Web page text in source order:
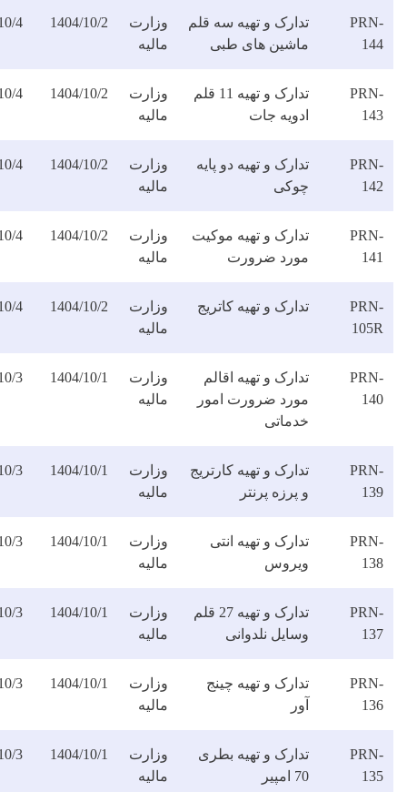
و تهیه سه قلم
های طبی
وزارت
مالیه
1404/10/2
1404/10/4
دانلود
تدارک و تهیه 11 قلم
جات
وزارت
مالیه
1404/10/2
1404/10/4
دانلود
و تهیه دو پایه
وزارت
1404/10/2
1404/10/4
دانلود
و تهیه موکیت
ضرورت
وزارت
مالیه
1404/10/2
1404/10/4
دانلود
و تهیه کاتریج
وزارت
1404/10/2
1404/10/4
دانلود
و تهیه اقالم
ضرورت امور
وزارت
مالیه
1404/10/1
1404/10/3
دانلود
و تهیه کارتریج
پرنتر
وزارت
مالیه
1404/10/1
1404/10/3
دانلود
و تهیه انتی
وزارت
مالیه
1404/10/1
1404/10/3
دانلود
تدارک و تهیه 27 قلم
نلدوانی
وزارت
مالیه
1404/10/1
1404/10/3
دانلود
و تهیه چینج
وزارت
1404/10/1
1404/10/3
دانلود
و تهیه بطری
وزارت
مالیه
1404/10/1
1404/10/3
دانلود